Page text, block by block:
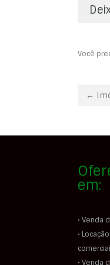
Você
←
em:
• Venda
•
• Venda